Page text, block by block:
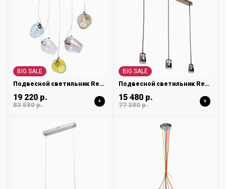
BIG SALE
Подвесной светильник Regenbogen Бремен 606011105
19 220 р.
83 580 р. +
BIG SALE
Подвесной светильник Regenbogen Торес 110010603
15 480 р.
77 380 р. +